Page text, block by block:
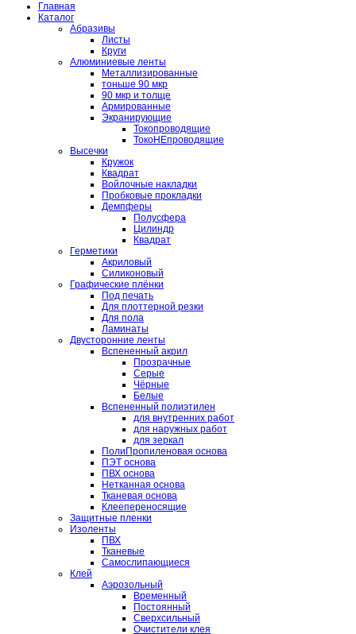
Главная
Каталог
Абразивы
Листы
Круги
Алюминиевые ленты
Металлизированные
тоньше 90 мкр
90 мкр и толще
Армированные
Экранирующие
Токопроводящие
ТокоНЕпроводящие
Высечки
Кружок
Квадрат
Войлочные накладки
Пробковые прокладки
Демпферы
Полусфера
Цилиндр
Квадрат
Герметики
Акриловый
Силиконовый
Графические плёнки
Под печать
Для плоттерной резки
Для пола
Ламинаты
Двусторонние ленты
Вспененный акрил
Прозрачные
Серые
Чёрные
Белые
Вспененный полиэтилен
для внутренних работ
для наружных работ
для зеркал
ПолиПропиленовая основа
ПЭТ основа
ПВХ основа
Нетканная основа
Тканевая основа
Клеепереносящие
Защитные пленки
Изоленты
ПВХ
Тканевые
Самослипающиеся
Клей
Аэрозольный
Временный
Постоянный
Сверхсильный
Очистители клея